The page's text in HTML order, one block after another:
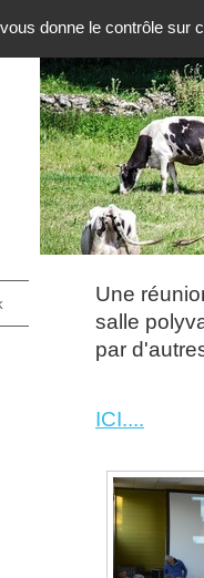
Une
salle
par
ICI....
donne le contrôle sur